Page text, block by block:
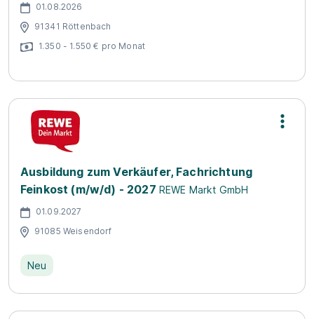
01.08.2026
91341 Röttenbach
1.350 - 1.550 € pro Monat
Ausbildung zum Verkäufer, Fachrichtung
Feinkost (m/w/d) - 2027 REWE Markt GmbH
01.09.2027
91085 Weisendorf
Neu